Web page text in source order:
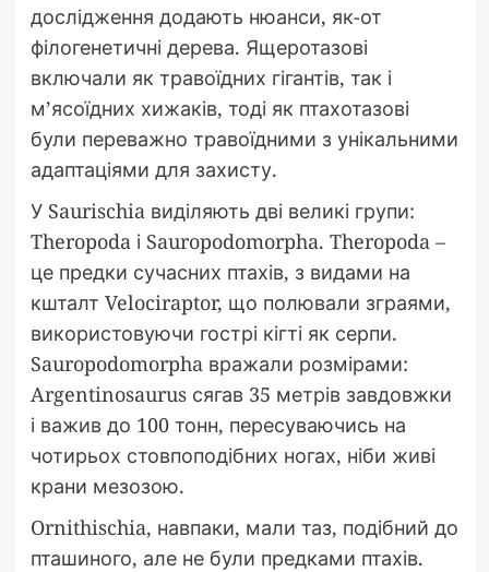
дослідження додають нюанси, як-от
філогенетичні дерева. Ящеротазові
включали як травоїдних гігантів, так і
м’ясоїдних хижаків, тоді як птахотазові
були переважно травоїдними з унікальними
адаптаціями для захисту.
У Saurischia виділяють дві великі групи:
Theropoda і Sauropodomorpha. Theropoda –
це предки сучасних птахів, з видами на
кшталт Velociraptor, що полювали зграями,
використовуючи гострі кігті як серпи.
Sauropodomorpha вражали розмірами:
Argentinosaurus сягав 35 метрів завдовжки
і важив до 100 тонн, пересуваючись на
чотирьох стовпоподібних ногах, ніби живі
крани мезозою.
Ornithischia, навпаки, мали таз, подібний до
пташиного, але не були предками птахів.